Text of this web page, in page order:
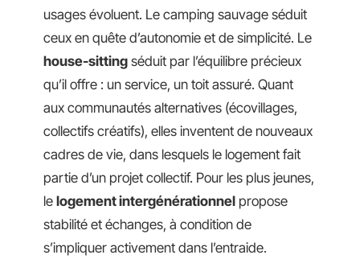
usages évoluent. Le camping sauvage séduit
ceux en quête d’autonomie et de simplicité. Le
house-sitting séduit par l’équilibre précieux
qu’il offre : un service, un toit assuré. Quant
aux communautés alternatives (écovillages,
collectifs créatifs), elles inventent de nouveaux
cadres de vie, dans lesquels le logement fait
partie d’un projet collectif. Pour les plus jeunes,
le logement intergénérationnel propose
stabilité et échanges, à condition de
s’impliquer activement dans l’entraide.